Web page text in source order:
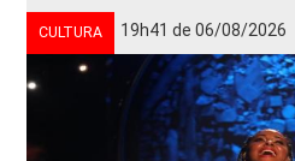
CULTURA 19h41 de 06/08/2026